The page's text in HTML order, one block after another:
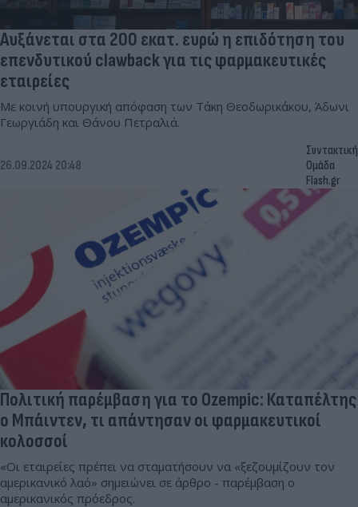
Αυξάνεται στα 200 εκατ. ευρώ η επιδότηση του
επενδυτικού clawback για τις φαρμακευτικές
εταιρείες
Με κοινή υπουργική απόφαση των Τάκη Θεοδωρικάκου, Άδωνι
Γεωργιάδη και Θάνου Πετραλιά.
26.09.2024 20:48
Συντακτική
Ομάδα
Flash.gr
Πολιτική παρέμβαση για το Ozempic: Καταπέλτης
ο Μπάιντεν, τι απάντησαν οι φαρμακευτικοί
κολοσσοί
«Οι εταιρείες πρέπει να σταματήσουν να «ξεζουμίζουν τον
αμερικανικό λαό» σημειώνει σε άρθρο - παρέμβαση ο
αμερικανικός πρόεδρος.